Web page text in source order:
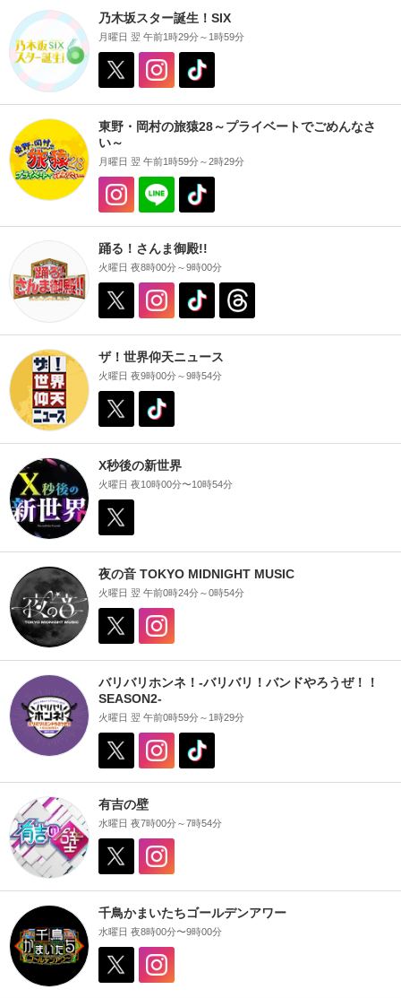
乃木坂スター誕生！SIX
月曜日 翌 午前1時29分～1時59分
東野・岡村の旅猿28～プライベートでごめんなさ
い～
月曜日 翌 午前1時59分～2時29分
踊る！さんま御殿!!
火曜日 夜8時00分～9時00分
ザ！世界仰天ニュース
火曜日 夜9時00分～9時54分
X秒後の新世界
火曜日 夜10時00分〜10時54分
夜の音 TOKYO MIDNIGHT MUSIC
火曜日 翌 午前0時24分～0時54分
バリバリホンネ！-バリバリ！バンドやろうぜ！！
SEASON2-
火曜日 翌 午前0時59分～1時29分
有吉の壁
水曜日 夜7時00分～7時54分
千鳥かまいたちゴールデンアワー
水曜日 夜8時00分〜9時00分